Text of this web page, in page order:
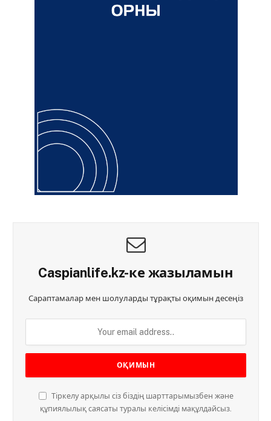
Caspianlife.kz-ке жазыламын
Сараптамалар мен шолуларды тұрақты оқимын десеңіз
Тіркелу арқылы сіз біздің шарттарымызбен және
құпиялылық саясаты туралы келісімді мақұлдайсыз.